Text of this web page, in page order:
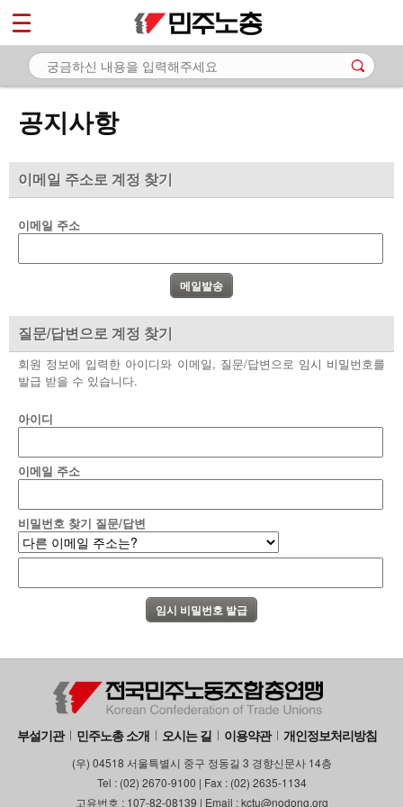
공지사항
이메일 주소로 계정 찾기
이메일 주소
질문/답변으로 계정 찾기
회원 정보에 입력한 아이디와 이메일, 질문/답변으로 임시 비밀번호를
발급 받을 수 있습니다.
아이디
이메일 주소
비밀번호 찾기 질문/답변
부설기관 민주노총 소개 오시는 길 이용약관 개인정보처리방침
(우) 04518 서울특별시 중구 정동길 3 경향신문사 14층
Tel : (02) 2670-9100 | Fax : (02) 2635-1134
고유번호 : 107-82-08139 | Email : kctu@nodong.org
마이페이지
소개
- 공지사항
- 성명·보도
부설기관
업무